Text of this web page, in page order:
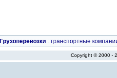
Грузоперевозки : транспортные
Copyright © 2000 -